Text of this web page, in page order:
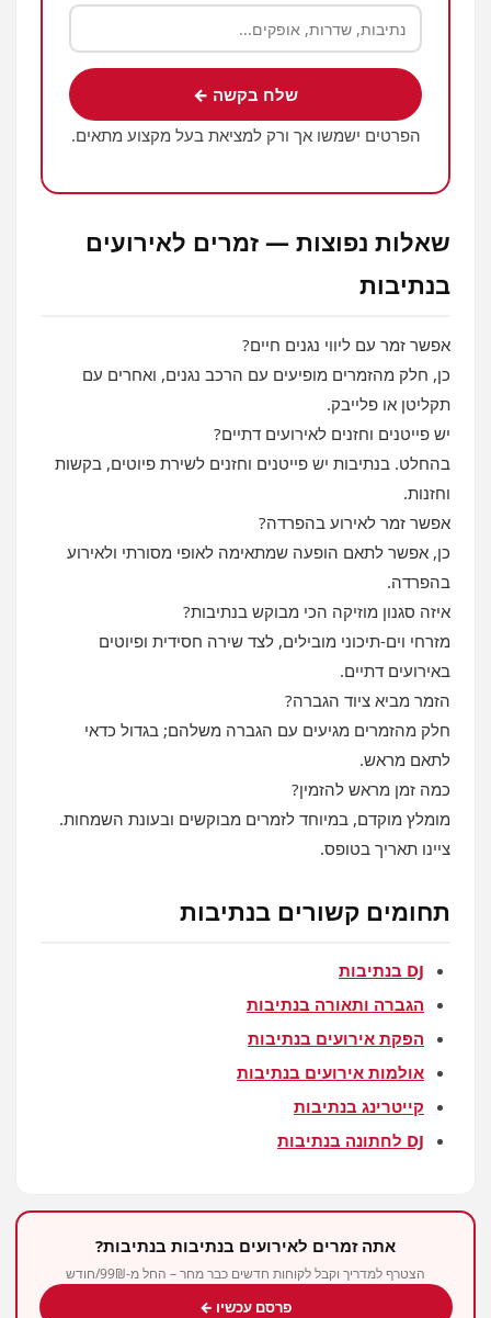
שלח בקשה ←
הפרטים ישמשו אך ורק למציאת בעל מקצוע מתאים.
שאלות נפוצות — זמרים לאירועים
בנתיבות
אפשר זמר עם ליווי נגנים חיים?
כן, חלק מהזמרים מופיעים עם הרכב נגנים, ואחרים עם
תקליטן או פלייבק.
יש פייטנים וחזנים לאירועים דתיים?
בהחלט. בנתיבות יש פייטנים וחזנים לשירת פיוטים, בקשות
וחזנות.
אפשר זמר לאירוע בהפרדה?
כן, אפשר לתאם הופעה שמתאימה לאופי מסורתי ולאירוע
בהפרדה.
איזה סגנון מוזיקה הכי מבוקש בנתיבות?
מזרחי וים‑תיכוני מובילים, לצד שירה חסידית ופיוטים
באירועים דתיים.
הזמר מביא ציוד הגברה?
חלק מהזמרים מגיעים עם הגברה משלהם; בגדול כדאי
לתאם מראש.
כמה זמן מראש להזמין?
מומלץ מוקדם, במיוחד לזמרים מבוקשים ובעונת השמחות.
ציינו תאריך בטופס.
תחומים קשורים בנתיבות
DJ בנתיבות
הגברה ותאורה בנתיבות
הפקת אירועים בנתיבות
אולמות אירועים בנתיבות
קייטרינג בנתיבות
DJ לחתונה בנתיבות
אתה זמרים לאירועים בנתיבות בנתיבות?
הצטרף למדריך וקבל לקוחות חדשים כבר מחר – החל מ-99₪/חודש
פרסם עכשיו ←